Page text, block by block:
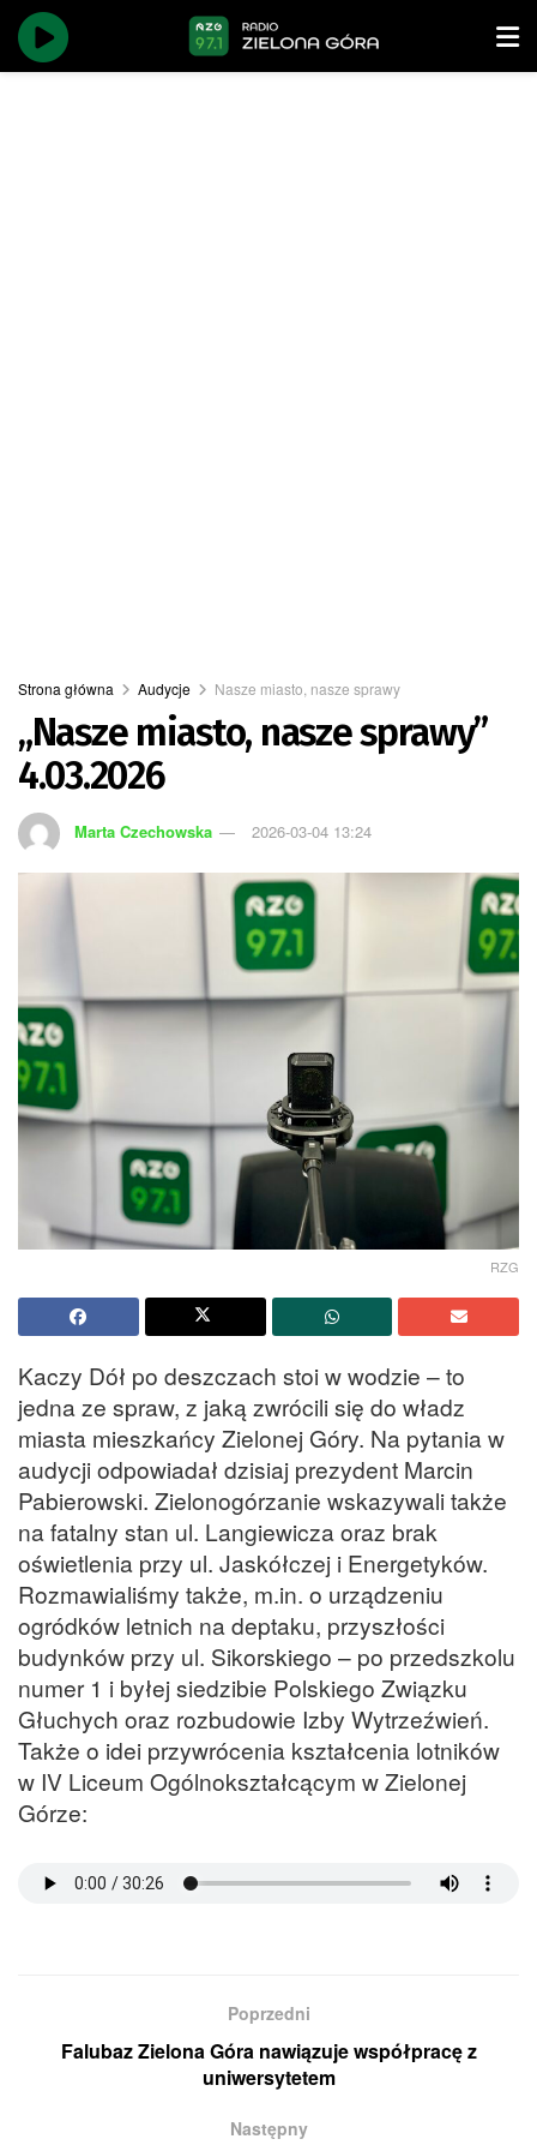
Strona główna Audycje Nasze miasto, nasze sprawy
„Nasze miasto, nasze sprawy”
4.03.2026
Marta Czechowska 2026-03-04 13:24
RZG
Kaczy Dół po deszczach stoi w wodzie – to
jedna ze spraw, z jaką zwrócili się do władz
miasta mieszkańcy Zielonej Góry. Na pytania w
audycji odpowiadał dzisiaj prezydent Marcin
Pabierowski. Zielonogórzanie wskazywali także
na fatalny stan ul. Langiewicza oraz brak
oświetlenia przy ul. Jaskółczej i Energetyków.
Rozmawialiśmy także, m.in. o urządzeniu
ogródków letnich na deptaku, przyszłości
budynków przy ul. Sikorskiego – po przedszkolu
numer 1 i byłej siedzibie Polskiego Związku
Głuchych oraz rozbudowie Izby Wytrzeźwień.
Także o idei przywrócenia kształcenia lotników
w IV Liceum Ogólnokształcącym w Zielonej
Górze:
Poprzedni
Falubaz Zielona Góra nawiązuje współpracę z
uniwersytetem
Następny